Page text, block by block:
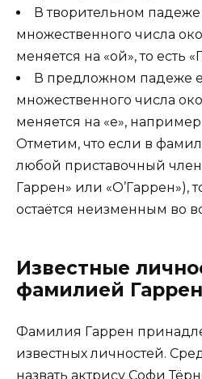
В творительном
множественного числа
меняется на «ой», то есть
В предложном падеже
множественного числа
меняется на «е», например
Отметим, что если в
любой приставочный
Гаррен» или «О’Гаррен»),
остаётся неизменным во
Известные
фамилией Гаррен
Фамилия Гаррен
известных личностей.
назвать актрису Софи